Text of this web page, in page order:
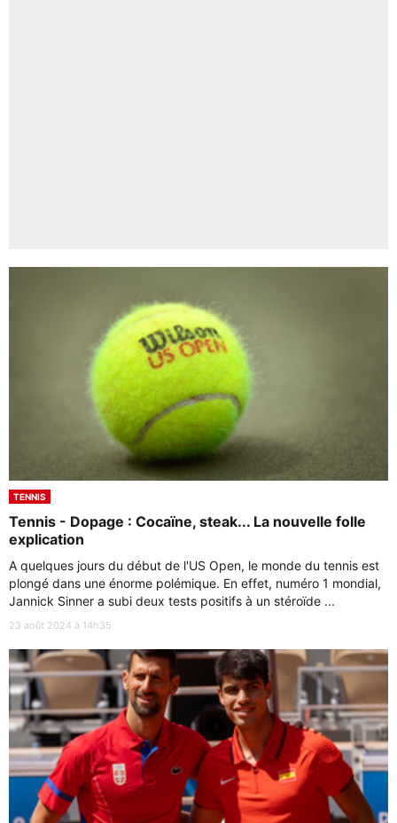
TENNIS
Tennis - Dopage : Cocaïne, steak... La nouvelle folle
explication
A quelques jours du début de l'US Open, le monde du tennis est
plongé dans une énorme polémique. En effet, numéro 1 mondial,
Jannick Sinner a subi deux tests positifs à un stéroïde ...
23 août 2024 à 14h35